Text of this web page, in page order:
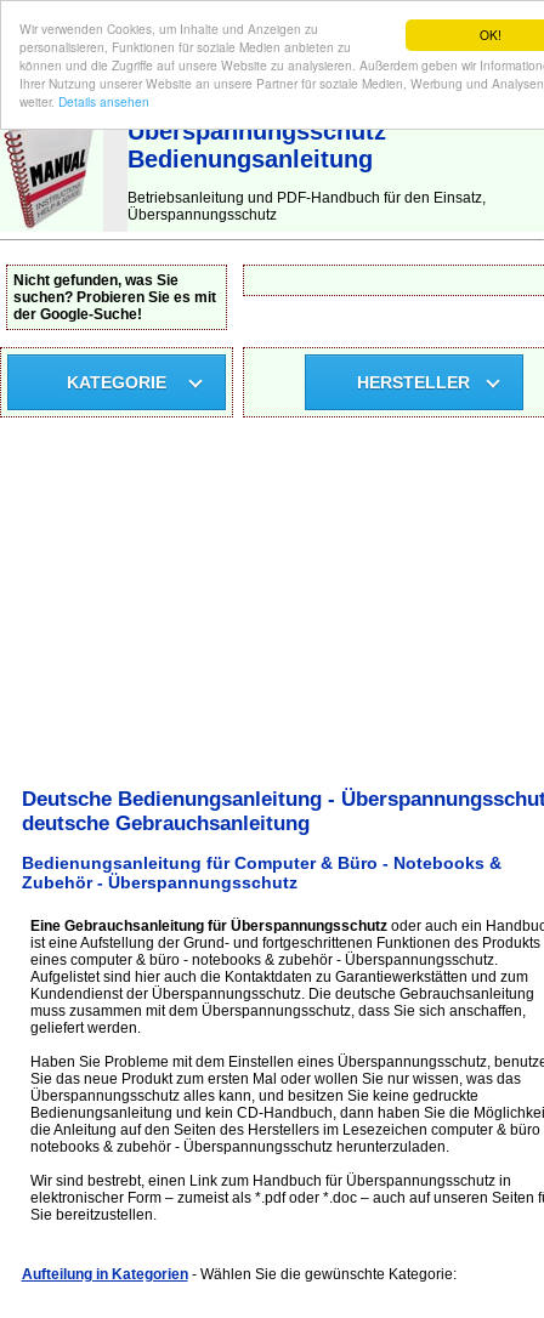
OK!
Wir verwenden Cookies, um Inhalte und Anzeigen zu
personalisieren, Funktionen für soziale Medien anbieten zu
können und die Zugriffe auf unsere Website zu analysieren. Außerdem geben wir
Ihrer Nutzung unserer Website an unsere Partner für soziale Medien, Werbung und Analysen
weiter. Details ansehen
BEDIENUNGSANLEITUNG | Hier finden Sie die deutsche Anleitung!
Überspannungsschutz
Bedienungsanleitung
Betriebsanleitung und PDF-Handbuch für den Einsatz,
Überspannungsschutz
Nicht gefunden, was Sie
suchen? Probieren Sie es mit
der Google-Suche!
KATEGORIE HERSTELLER
Deutsche Bedienungsanleitung -
deutsche Gebrauchsanleitung
Bedienungsanleitung für Computer & Büro - Notebooks &
Zubehör - Überspannungsschutz
Eine Gebrauchsanleitung für Überspannungsschutzoder auch ein
ist eine Aufstellung der Grund- und fortgeschrittenen Funktionen des Produkts
eines computer & büro - notebooks & zubehör - Überspannungsschutz.
Aufgelistet sind hier auch die Kontaktdaten zu Garantiewerkstätten und zum
Kundendienst der Überspannungsschutz. Die deutsche Gebrauchsanleitung
muss zusammen mit dem Überspannungsschutz, dass Sie sich anschaffen,
geliefert werden.
Haben Sie Probleme mit dem Einstellen eines Überspannungsschutz,
Sie das neue Produkt zum ersten Mal oder wollen Sie nur wissen, was das
Überspannungsschutz alles kann, und besitzen Sie keine gedruckte
Bedienungsanleitung und kein CD-Handbuch, dann haben Sie die
die Anleitung auf den Seiten des Herstellers im Lesezeichen computer & büro
notebooks & zubehör - Überspannungsschutz herunterzuladen.
Wir sind bestrebt, einen Link zum Handbuch für Überspannungsschutz in
elektronischer Form – zumeist als *.pdf oder *.doc – auch auf unseren Seiten
Sie bereitzustellen.
Aufteilung in Kategorien - Wählen Sie die gewünschte Kategorie: